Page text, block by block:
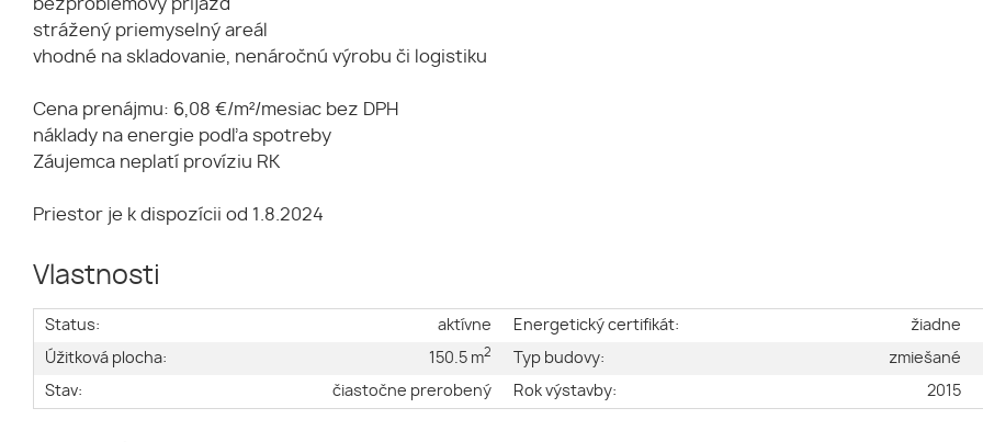
bezproblémový príjazd
strážený priemyselný areál
vhodné na skladovanie, nenáročnú výrobu či logistiku
Cena prenájmu: 6,08 €/m²/mesiac bez DPH
náklady na energie podľa spotreby
Záujemca neplatí províziu RK
Priestor je k dispozícii od 1.8.2024
Vlastnosti
Status:
aktívne
Úžitková plocha:
150.5 m2
Stav: čiastočne prerobený
Energetický certifikát:
žiadne
Typ budovy:
zmiešané
Rok výstavby:
2015